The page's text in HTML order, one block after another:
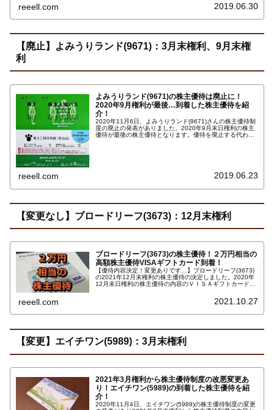
reeell.com 2019.06.30
【廃止】よみうりランド(9671)：3月末権利、9月末権
利
よみうりランド(9671)の株主優待は廃止に！
2020年9月権利が最後…到着した株主優待を紹
介！
2020年11月6日、よみうりランド(9671)さんの株主優待制
度の廃止の発表がありました。2020年9月末日権利の株主
優待が最後の株主優待となります。優待を廃止する代わり
reeell.com 2019.06.23
【変更なし】ブロードリーフ(3673)：12月末権利
ブロードリーフ(3673)の株主優待！２万円相当の
高額株主優待VISAギフトカード到着！
【優待内容決定！変更ありです…】ブロードリーフ(3673)
の2021年12月末権利の株主優待の決定しました。2020年
12月末日権利の株主優待の内容のＶＩＳＡギフトカードか
マートフォン決済アプリ TOYOTA Wallet での電子マネー
reeell.com 2021.10.27
【変更】エイチワン(5989)：3月末権利
2021年3月権利から株主優待制度の改悪変更あ
り！エイチワン(5989)の到着した株主優待を紹
介！
2020年11月4日、エイチワン(5989)の株主優待制度の変更